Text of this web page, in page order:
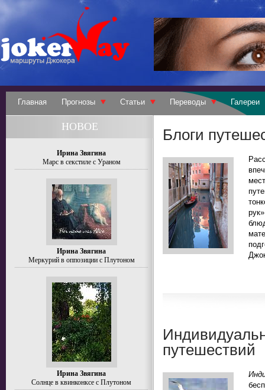
Главная Прогнозы Статьи Переводы Галереи
Блоги
путешествий
НОВОЕ
Ирина Звягина
Марс в секстиле с Ураном
Ирина Звягина
Меркурий в оппозиции с Плутоном
Ирина Звягина
Солнце в квинконксе с Плутоном